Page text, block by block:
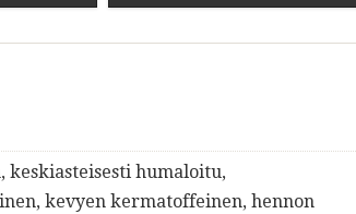
humaloitu,
kevyen kermatoffeinen, hennon